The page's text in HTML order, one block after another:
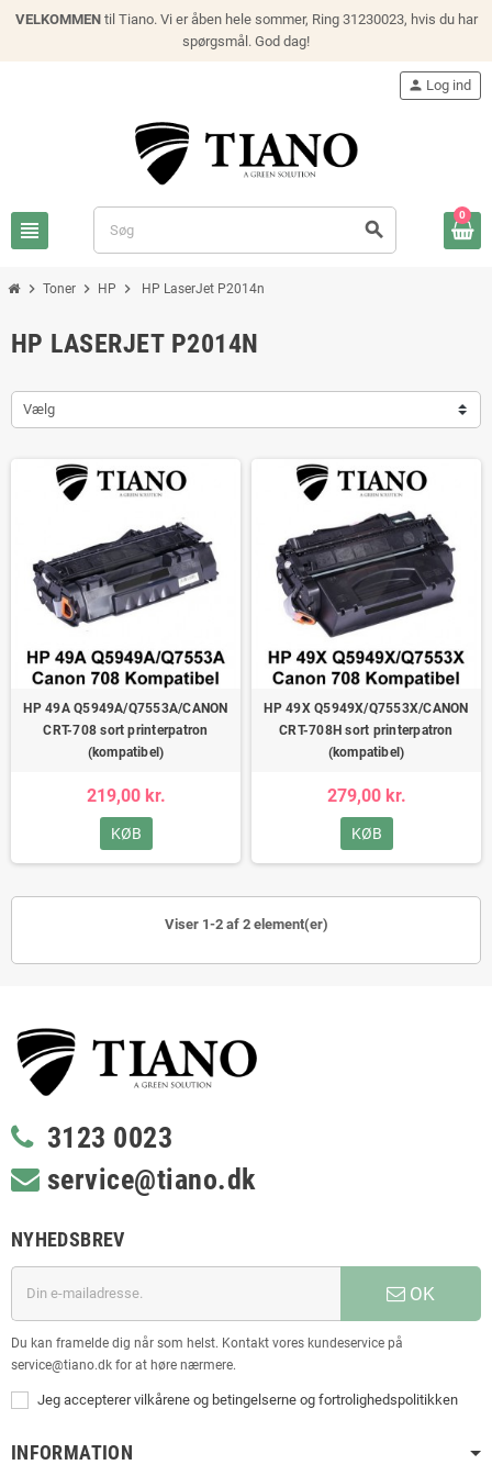
VELKOMMENtil Tiano. Vi er åben hele sommer, Ring 31230023, hvis du har
spørgsmål. God dag!
view_headline search
person Log ind
0
chevron_right Toner chevron_right HP chevron_right HP LaserJet P2014n
HP LASERJET P2014N
Vælg
HP 49A Q5949A/Q7553A/CANON
CRT-708 sort printerpatron
(kompatibel)
219,00 kr.
KØB
HP 49X Q5949X/Q7553X/CANON
CRT-708H sort printerpatron
(kompatibel)
279,00 kr.
KØB
Viser 1-2 af 2 element(er)
3123 0023
service@tiano.dk
NYHEDSBREV
OK
Du kan framelde dig når som helst. Kontakt vores kundeservice på
service@tiano.dk for at høre nærmere.
Jeg accepterer vilkårene og betingelserne og fortrolighedspolitikken
INFORMATION